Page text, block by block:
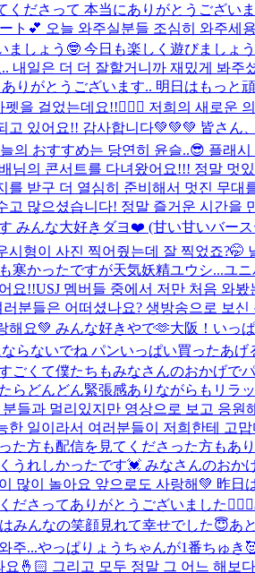
くださって 本当にありがとうござ
ト💕 오늘 와주실분들 조심히 와주세
ましょう🤓 今日も楽しく遊びましょ
내일은 더 더 잘할거니까 재밌게 봐
りがとうございます.. 明日はもっと
을 걸었는데요!!🙋🏻‍♂️ 저희의 새로
고 있어요!! 감사합니다💚💚💚 皆さん
의 おすすめ는 당연히 윤슬..😎 플래
님의 콘서트를 다녀왔어요!!! 정말 멋
를 받구 더 열심히 준비해서 멋진 무
고 많으셨습니다! 정말 즐거운 시간을
みんな大好きダヨ❤️ (甘い甘いバー
시형이 사진 찍어줬는데 잘 찍었죠
寒かったですが天気妖精ユウシ...ユニ
요!!USJ 멤버들 중에서 저만 처음 와
분들은 어떠셨나요? 생방송으로 보
해요💚 みんな好きやで🫶大阪！いっ
らないでね パンいっぱい買ったあげ
ごくて僕たちもみなさんのおかげで
らどんどん緊張感ありながらもリラ
들과 멀리있지만 영상으로 보고 응
한 일이라서 여러분들이 저희한테 고
た方も配信を見てくださった方もあ
うれしかったです💓 みなさんのお
많이 놀아요 앞으로도 사랑해💚 昨
ださってありがとうございました
みんなの笑顔見れて幸せでした😇あ
주...やっぱりょうちゃんが1番ちゅき
🤞🏻 그리고 모두 정말 그 어느 해보